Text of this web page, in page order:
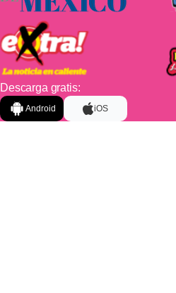
Descarga gratis:
Android iOS